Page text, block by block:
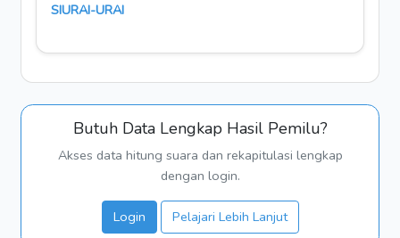
SIURAI-URAI
Butuh Data Lengkap Hasil Pemilu?
Akses data hitung suara dan rekapitulasi lengkap
dengan login.
Login Pelajari Lebih Lanjut